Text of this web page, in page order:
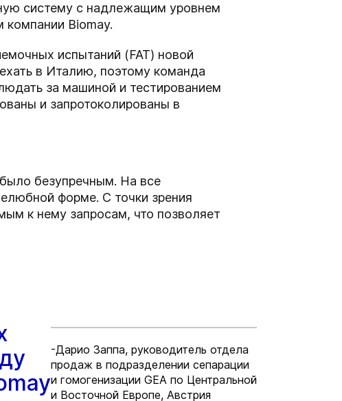
систему с надлежащим уровнем
Biomay.
испытаний (FAT) новой
в Италию, поэтому команда
за машиной и тестированием
и запротоколированы в
безупречным. На все
форме. С точки зрения
к нему запросам, что позволяет
-Дарио Заппа, руководитель отдела
продаж в подразделении сепарации
и гомогенизации GEA по Центральной
и Восточной Европе, Австрия